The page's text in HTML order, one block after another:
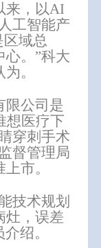
来，以AI
工智能产
区域总
心。”科大
。
限公司是
医疗下
穿刺手术
督管理局
市。
技术规划
灶，误差
绍。